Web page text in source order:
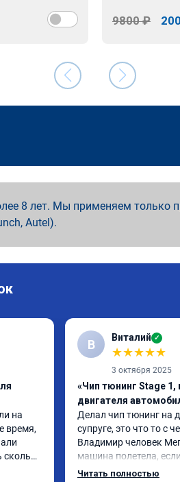
9800 ₽
8 лет. Мы применяем только
Autel).
на
время,
В Виталий ✓
★★★★★
3 октября 2025
«Чип тюнинг Stage 1,
двигателя
Делал чип тюнинг на
супруге, это что то с
Владимир человек
машина полетела,
страшно было,
Читать полностью